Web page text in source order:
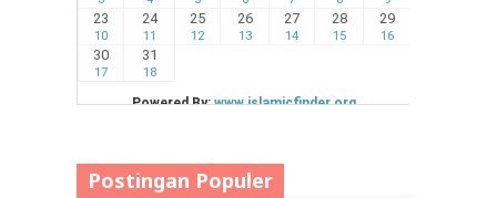
Postingan Populer